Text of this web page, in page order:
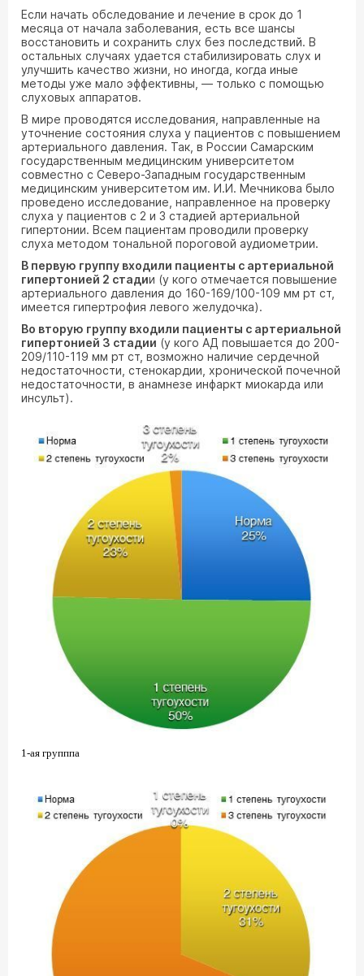
Если начать обследование и лечение в срок до 1
месяца от начала заболевания, есть все шансы
восстановить и сохранить слух без последствий. В
остальных случаях удается стабилизировать слух и
улучшить качество жизни, но иногда, когда иные
методы уже мало эффективны, — только с помощью
слуховых аппаратов.
В мире проводятся исследования, направленные на
уточнение состояния слуха у пациентов с повышением
артериального давления. Так, в России Самарским
государственным медицинским университетом
совместно с Северо-Западным государственным
медицинским университетом им. И.И. Мечникова было
проведено исследование, направленное на проверку
слуха у пациентов с 2 и 3 стадией артериальной
гипертонии. Всем пациентам проводили проверку
слуха методом тональной пороговой аудиометрии.
В первую группу входили пациенты с артериальной
гипертонией 2 стадии (у кого отмечается повышение
артериального давления до 160-169/100-109 мм рт ст,
имеется гипертрофия левого желудочка).
Во вторую группу входили пациенты с артериальной
гипертонией 3 стадии (у кого АД повышается до 200-
209/110-119 мм рт ст, возможно наличие сердечной
недостаточности, стенокардии, хронической почечной
недостаточности, в анамнезе инфаркт миокарда или
инсульт).
1-ая групппа